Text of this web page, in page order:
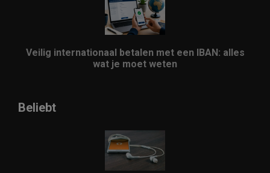
Veilig internationaal betalen met een IBAN: alles
wat je moet weten
Beliebt